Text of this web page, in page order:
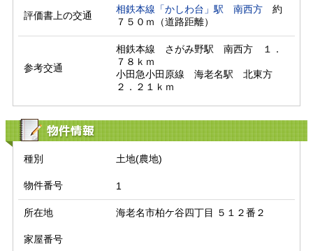
評価書上の交通
相鉄本線「かしわ台」駅 南西方 約
７５０ｍ（道路距離）
参考交通
相鉄本線　さがみ野駅　南西方　１．
７８ｋｍ
小田急小田原線　海老名駅　北東方
２．２１ｋｍ
物件情報
種別 土地(農地)
物件番号 1
所在地 海老名市柏ケ谷四丁目 ５１２番２
家屋番号